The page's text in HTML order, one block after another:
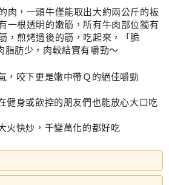
肉，一頭牛僅能取出大約兩公斤的板
一根透明的嫩筋，所有牛肉部位獨有
，煎烤過後的筋，吃起來，「脆
脂肪少，肉較結實有嚼勁～
，咬下更是嫩中帶Ｑ的絕佳嚼勁
健身或飲控的朋友們也能放心大口吃
火快炒，千變萬化的都好吃